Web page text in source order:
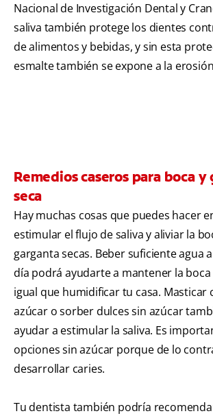
Nacional de Investigación Dental y
saliva también protege los dientes
de alimentos y bebidas, y sin esta
esmalte también se expone a la
Remedios caseros para boca
seca
Hay muchas cosas que puedes hacer
estimular el flujo de saliva y aliviar la
garganta secas. Beber suficiente agua
día podrá ayudarte a mantener la
igual que humidificar tu casa. Masticar
azúcar o sorber dulces sin azúcar
ayudar a estimular la saliva. Es
opciones sin azúcar porque de lo
desarrollar caries.
Tu dentista también podría